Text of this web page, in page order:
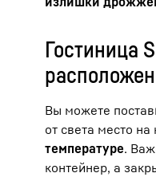
Гостиница
Вы можете
от света место на
температуре.
контейнер, а